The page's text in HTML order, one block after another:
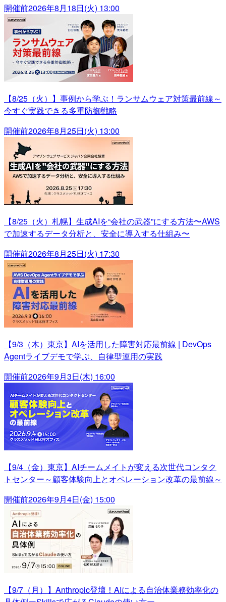
開催前2026年8月18日(火) 13:00
【8/25（火）】事例から学ぶ！ランサムウェア対策最前線～
今すぐ実践できる多重防御戦略
開催前2026年8月25日(火) 13:00
【8/25（火）札幌】生成AIを“会社の武器”にする方法〜AWS
で加速するデータ分析と、安全に導入する仕組み〜
開催前2026年8月25日(火) 17:30
【9/3（木）東京】AIを活用した障害対応最前線 | DevOps
Agentライブデモで学ぶ、自律型運用の実践
開催前2026年9月3日(木) 16:00
【9/4（金）東京】AIチームメイトが変える次世代コンタク
トセンター～顧客体験向上とオペレーション改革の最前線～
開催前2026年9月4日(金) 15:00
【9/7（月）】Anthropic登壇！AIによる自治体業務効率化の